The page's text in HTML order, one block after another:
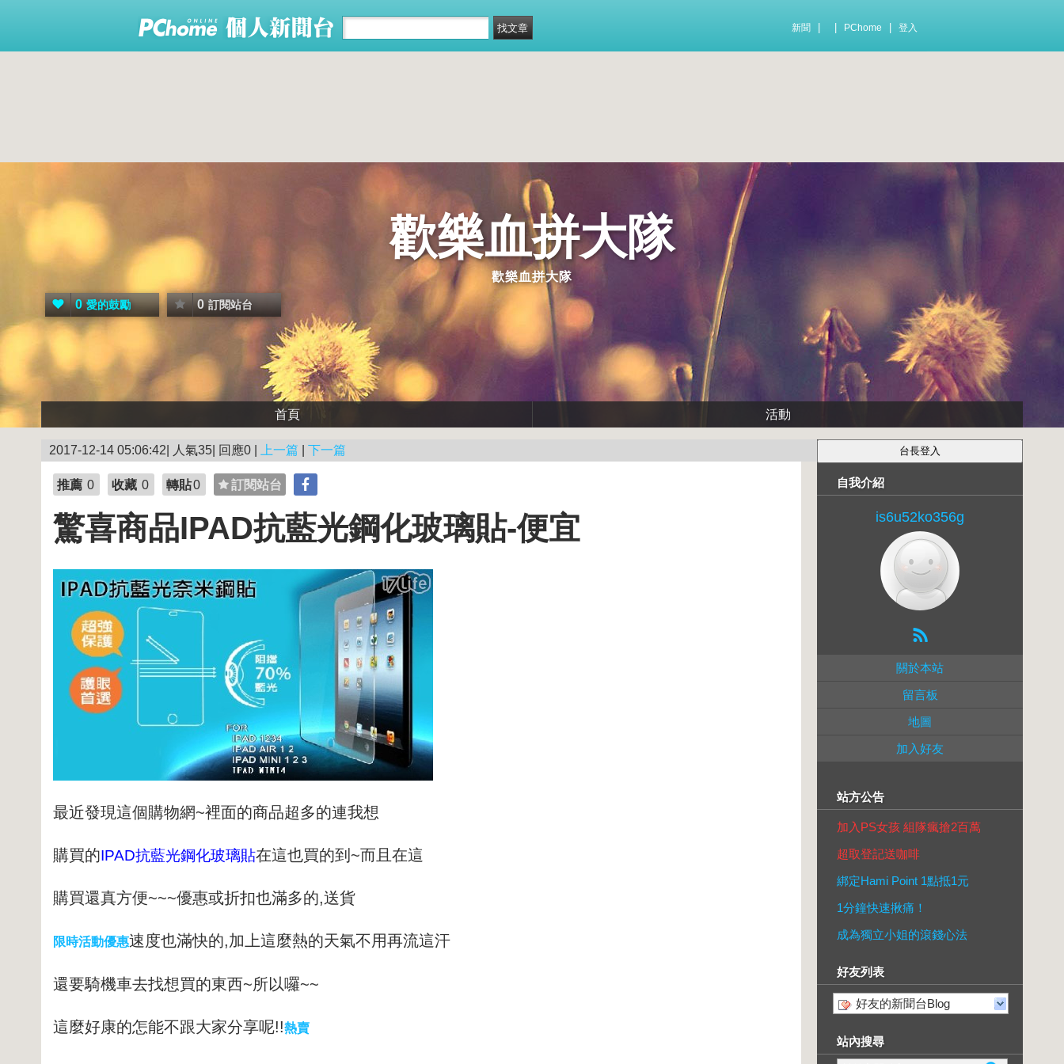
新聞 PChome 登入
歡樂血拼大隊
歡樂血拼大隊
0 愛的鼓勵 0 訂閱站台
首頁 活動
2017-12-14 05:06:42| 人氣35| 回應0 | 上一篇 下一篇
推薦 0 收藏 0 轉貼0 訂閱站台
驚喜商品IPAD抗藍光鋼化玻璃貼-便宜
最近發現這個購物網~裡面的商品超多的連我想
購買的IPAD抗藍光鋼化玻璃貼在這也買的到~而且在這
購買還真方便~~~優惠或折扣也滿多的,送貨
限時活動優惠速度也滿快的,加上這麼熱的天氣不用再流這汗
還要騎機車去找想買的東西~所以囉~~
這麼好康的怎能不跟大家分享呢!!熱賣
自我介紹
is6u52ko356g
關於本站
留言板
地圖
加入好友
站方公告
加入PS女孩 組隊瘋搶2百萬
超取登記送咖啡
綁定Hami Point 1點抵1元
1分鐘快速揪痛！
成為獨立小姐的滾錢心法
好友列表
好友的新聞台Blog
站內搜尋